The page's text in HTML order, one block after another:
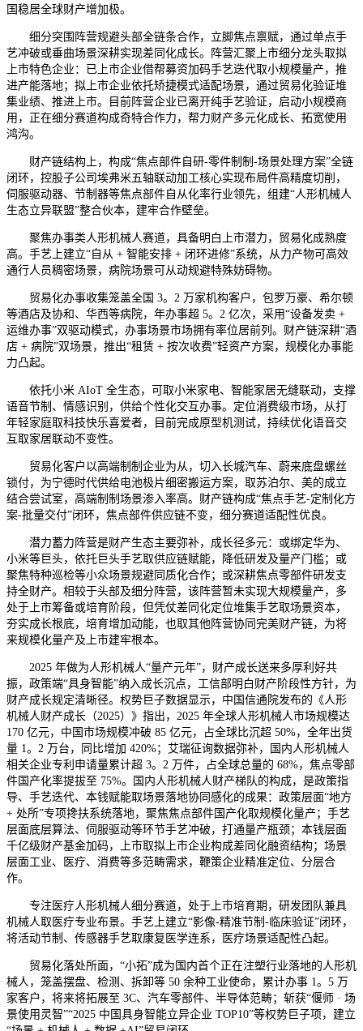
国稳居全球财产增加极。
细分突围阵营规避头部全链条合作，立脚焦点禀赋，通过单点手
艺冲破或垂曲场景深耕实现差同化成长。阵营汇聚上市细分龙头取拟
上市特色企业：已上市企业借帮募资加码手艺迭代取小规模量产，推
进产能落地；拟上市企业依托矫捷模式适配场景，通过贸易化验证堆
集业绩、推进上市。目前阵营企业已离开纯手艺验证，启动小规模商
用，正在细分赛道构成奇特合作力，帮力财产多元化成长、拓宽使用
鸿沟。
财产链结构上，构成“焦点部件自研-零件制制-场景处理方案”全链
闭环，控股子公司埃弗米五轴联动加工核心实现布局件高精度切削，
伺服驱动器、节制器等焦点部件自从化率行业领先，组建“人形机械人
生态立异联盟”整合伙本，建牢合作壁垒。
聚焦办事类人形机械人赛道，具备明白上市潜力，贸易化成熟度
高。手艺上建立“自从 + 智能安排 + 闭环进修”系统，从力产物可高效
通行人员稠密场景，病院场景可从动规避特殊妨碍物。
贸易化办事收集笼盖全国 3。2 万家机构客户，包罗万豪、希尔顿
等酒店及协和、华西等病院，年办事超 5。2 亿次，采用“设备发卖 +
运维办事”双驱动模式，办事场景市场拥有率位居前列。财产链深耕“酒
店 + 病院”双场景，推出“租赁 + 按次收费”轻资产方案，规模化办事能
力凸起。
依托小米 AIoT 全生态，可取小米家电、智能家居无缝联动，支撑
语音节制、情感识别，供给个性化交互办事。定位消费级市场，从打
年轻家庭取科技快乐喜爱者，目前完成原型机测试，持续优化语音交
互取家居联动不变性。
贸易化客户以高端制制企业为从，切入长城汽车、蔚来底盘螺丝
锁付，为宁德时代供给电池极片细密搬运方案，取苏泊尔、美的成立
结合尝试室，高端制制场景渗入率高。财产链构成“焦点手艺-定制化方
案-批量交付”闭环，焦点部件供应链不变，细分赛道适配性优良。
潜力蓄力阵营是财产生态主要弥补，成长径多元：或绑定华为、
小米等巨头，依托巨头手艺取供应链赋能，降低研发及量产门槛；或
聚焦特种巡检等小众场景规避同质化合作；或深耕焦点零部件研发支
持全财产。相较于头部及细分阵营，该阵营暂未实现大规模量产，多
处于上市筹备或培育阶段，但凭仗差同化定位堆集手艺取场景资本，
夯实成长根底，培育增加动能，也取其他阵营协同完美财产链，为将
来规模化量产及上市建牢根本。
2025 年做为人形机械人“量产元年”，财产成长送来多厚利好共
振，政策端“具身智能”纳入成长沉点，工信部明白财产阶段性方针，为
财产成长规定清晰径。权势巨子数据显示，中国信通院发布的《人形
机械人财产成长（2025）》指出，2025 年全球人形机械人市场规模达
170 亿元，中国市场规模冲破 85 亿元，占全球比沉超 50%，全年出货
量 1。2 万台，同比增加 420%；艾瑞征询数据弥补，国内人形机械人
相关企业专利申请量累计超 3。2 万件，占全球总量的 68%，焦点零部
件国产化率提拔至 75%。国内人形机械人财产梯队的构成，是政策指
导、手艺迭代、本钱赋能取场景落地协同感化的成果：政策层面“地方
+ 处所”专项搀扶系统落地，聚焦焦点部件国产化取规模化量产；手艺
层面底层算法、伺服驱动等环节手艺冲破，打通量产瓶颈；本钱层面
千亿级财产基金加码，上市取拟上市企业构成差同化融资结构；场景
层面工业、医疗、消费等多范畴需求，鞭策企业精准定位、分层合
作。
专注医疗人形机械人细分赛道，处于上市培育期，研发团队兼具
机械人取医疗专业布景。手艺上建立“影像-精准节制-临床验证”闭环，
将活动节制、传感器手艺取康复医学连系，医疗场景适配性凸起。
贸易化落处所面，“小拓”成为国内首个正在注塑行业落地的人形机
械人，笼盖摆盘、检测、拆卸等 50 余种工业使命，累计办事 1。5 万
家客户，将来将拓展至 3C、汽车零部件、半导体范畴；斩获“偃师 · 场
景使用灵智”“2025 中国具身智能立异企业 TOP10”等权势巨子项，建立